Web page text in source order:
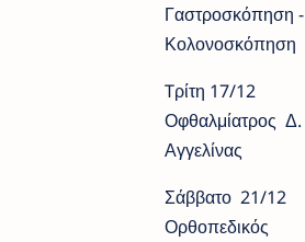
Γαστροσκόπηση -
Κολονοσκόπηση
Tρίτη 17/12
Οφθαλμίατρος Δ.
Αγγελίνας
Σάββατο 21/12
Ορθοπεδικός